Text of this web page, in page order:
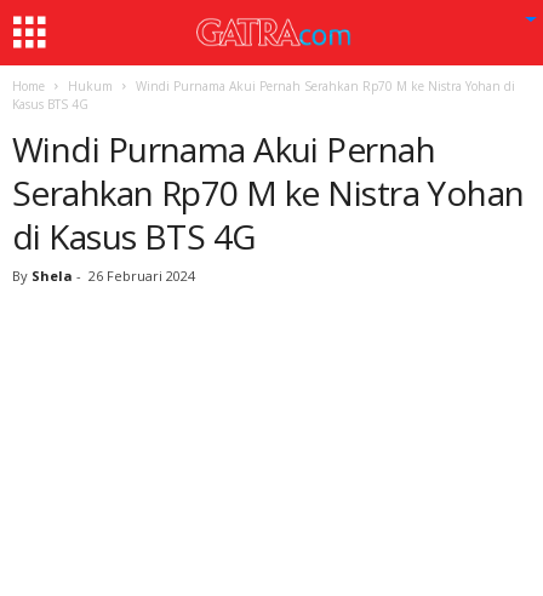
Home Hukum
Windi Purnama Akui Pernah Serahkan Rp70 M ke Nistra Yohan di
Kasus BTS 4G
Windi Purnama Akui Pernah
Serahkan Rp70 M ke Nistra Yohan
di Kasus BTS 4G
By Shela - 26 Februari 2024